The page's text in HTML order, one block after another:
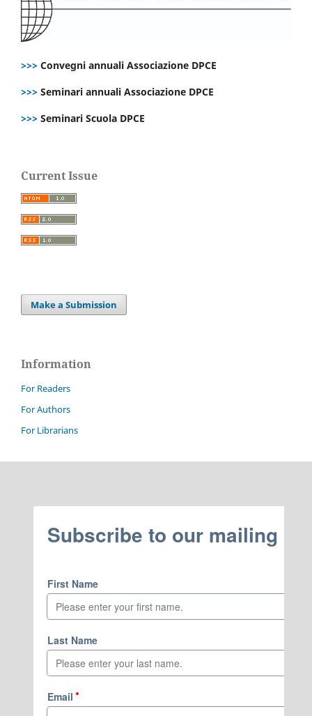
>>> Convegni annuali Associazione DPCE
>>> Seminari annuali Associazione DPCE
>>> Seminari Scuola DPCE
Current Issue
Make a Submission
Information
For Readers
For Authors
For Librarians